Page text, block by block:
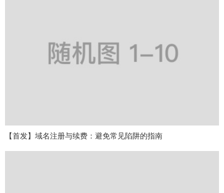
【首发】域名注册与续费：避免常见陷阱的指南